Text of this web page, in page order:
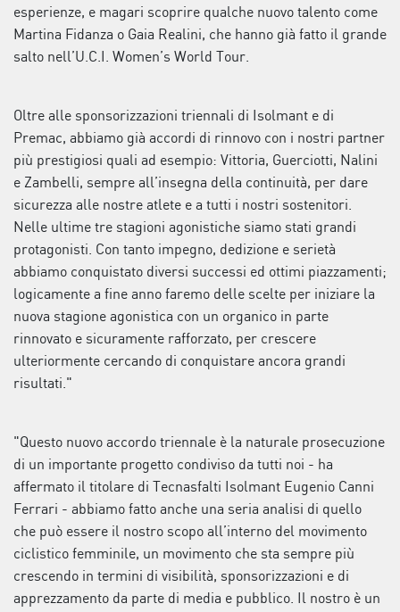
esperienze, e magari scoprire qualche nuovo talento come
Martina Fidanza o Gaia Realini, che hanno già fatto il grande
salto nell’U.C.I. Women’s World Tour.
Oltre alle sponsorizzazioni triennali di Isolmant e di
Premac, abbiamo già accordi di rinnovo con i nostri partner
più prestigiosi quali ad esempio: Vittoria, Guerciotti, Nalini
e Zambelli, sempre all’insegna della continuità, per dare
sicurezza alle nostre atlete e a tutti i nostri sostenitori.
Nelle ultime tre stagioni agonistiche siamo stati grandi
protagonisti. Con tanto impegno, dedizione e serietà
abbiamo conquistato diversi successi ed ottimi piazzamenti;
logicamente a fine anno faremo delle scelte per iniziare la
nuova stagione agonistica con un organico in parte
rinnovato e sicuramente rafforzato, per crescere
ulteriormente cercando di conquistare ancora grandi
risultati."
"Questo nuovo accordo triennale è la naturale prosecuzione
di un importante progetto condiviso da tutti noi - ha
affermato il titolare di Tecnasfalti Isolmant Eugenio Canni
Ferrari - abbiamo fatto anche una seria analisi di quello
che può essere il nostro scopo all’interno del movimento
ciclistico femminile, un movimento che sta sempre più
crescendo in termini di visibilità, sponsorizzazioni e di
apprezzamento da parte di media e pubblico. Il nostro è un